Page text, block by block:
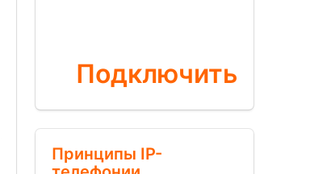
Подключить
Принципы IP-